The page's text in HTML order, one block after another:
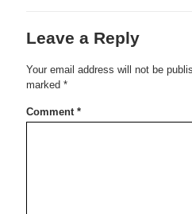
Leave a Reply
Your email address will not be
marked *
Comment *